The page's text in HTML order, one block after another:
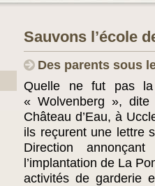
Sauvons l’école
Des parents sous
Quelle ne fut pas la
« Wolvenberg »,
Château d’Eau, à
ils reçurent une lettre
Direction
l’implantation de La
activités de garderie